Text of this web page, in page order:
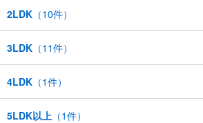
2LDK （10件）
3LDK （11件）
4LDK （1件）
5LDK以上 （1件）